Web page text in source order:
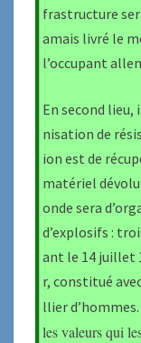
frastructure
amais livré le
l’occupant
En second lieu,
nisation de
ion est de
matériel
onde sera
d’explosifs :
ant le 14 juillet
r, constitué
llier d’hommes.
les valeurs qui